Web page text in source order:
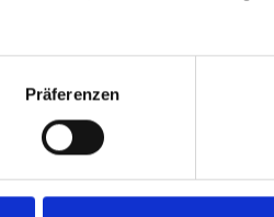
Präferenzen